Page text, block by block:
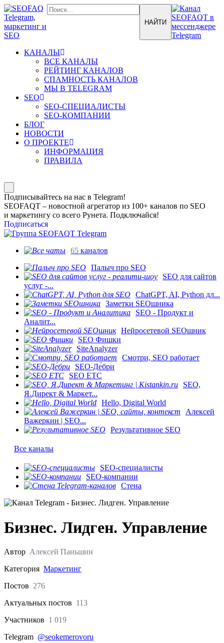
КАНАЛЫ
ВСЕ КАНАЛЫ
РЕЙТИНГ КАНАЛОВ
СПАМНОСТЬ КАНАЛОВ
МЫ В TELEGRAM
SEO
SEO-СПЕЦИАЛИСТЫ
SEO-КОМПАНИИ
БЛОГ
НОВОСТИ
О ПРОЕКТЕ
ИНФОРМАЦИЯ
ПРАВИЛА
Подписывайтесь на нас в Telegram!
SEOFAQT – новостной агрегатор из 100+ каналов по SEO
и маркетингу со всего Рунета. Подключайся!
Подписаться
65 каналов
Палыч про SEO
SEO для сайтов
услуг -...
ChatGPT, AI, Python дл...
Заметки SEOшника
SEO - Продукт и
Аналит...
Нейросетевой SEOшник
SEO Фишки
SiteAnalyzer
Смотри, SEO работает
SEO-Де́бри
SEO ETC
SEO,
Я.Директ & Маркет...
Hello, Digital World
Алексей
Важеркин | SEO...
Результативное SEO
Все каналы
SEO-специалисты
SEO-компании
Стена
Бизнес. Лидген. Управление
Автор Алексей Паньшин
Категория Маркетинг
Постов 276
Актуальных постов 113
Участников 1 019
Telegram @seokemerovoru